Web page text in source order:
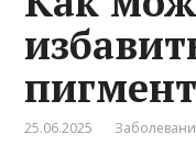
25.06.2025